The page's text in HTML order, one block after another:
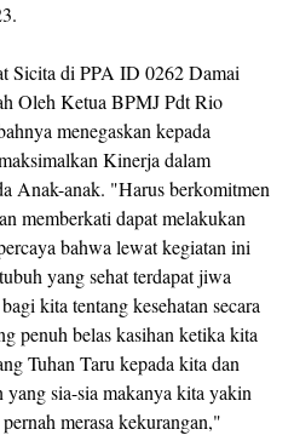
Sicita di PPA ID 0262 Damai
Oleh Ketua BPMJ Pdt Rio
menegaskan kepada
Kinerja dalam
Anak-anak. "Harus berkomitmen
memberkati dapat melakukan
bahwa lewat kegiatan ini
yang sehat terdapat jiwa
kita tentang kesehatan secara
penuh belas kasihan ketika kita
Tuhan Taru kepada kita dan
sia-sia makanya kita yakin
merasa kekurangan,"